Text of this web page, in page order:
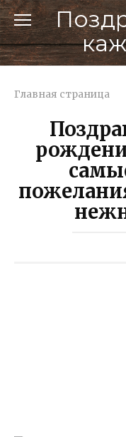
Перейти
к
контенту
Главная страница